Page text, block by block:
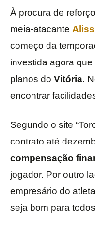
À procura de
meia-atacante
começo da
investida agora
planos do Vitória.
encontrar
Segundo o site
contrato até
compensação
jogador. Por outro
empresário do
seja bom para